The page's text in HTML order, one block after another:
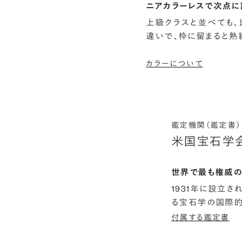
ニアカラーレスで次点
上級クラスと並べても
違いで、枠に留まると
カラーについて
鑑定機関（鑑定書）
米国宝石学
世界で最も権威
1931年に設立さ
る宝石学の国際
付属する鑑定書